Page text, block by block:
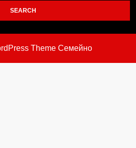
ThemeСемейно